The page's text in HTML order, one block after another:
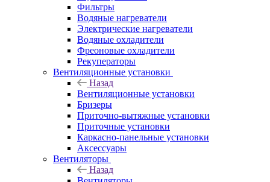
Фильтры
Водяные нагреватели
Электрические нагреватели
Водяные охладители
Фреоновые охладители
Рекуператоры
Вентиляционные установки
Назад
Вентиляционные установки
Бризеры
Приточно-вытяжные установки
Приточные установки
Каркасно-панельные установки
Аксессуары
Вентиляторы
Назад